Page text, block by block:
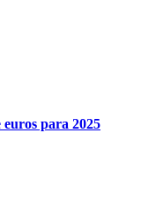
para 2025